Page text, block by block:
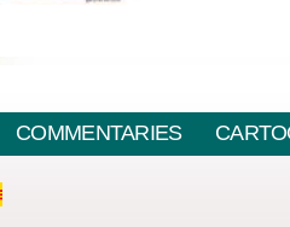
COMMENTARIES